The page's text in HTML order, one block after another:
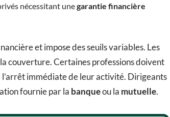
nécessitant unegarantie financière
et impose des seuils variables. Les
couverture. Certaines professions doivent
l’arrêt immédiate de leur activité. Dirigeants
fournie par la banqueou la mutuelle.